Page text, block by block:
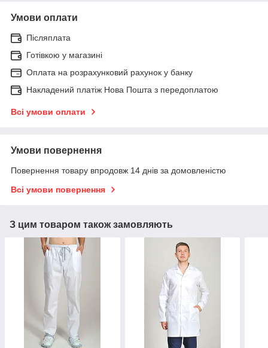
Умови оплати
Післяплата
Готівкою у магазині
Оплата на розрахунковий рахунок у банку
Накладений платіж Нова Пошта з передоплатою
Всі умови оплати
Умови повернення
Повернення товару впродовж 14 днів за домовленістю
Всі умови повернення
З цим товаром також замовляють